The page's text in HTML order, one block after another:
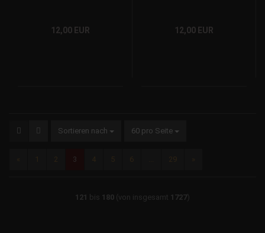
12,00 EUR 12,00 EUR
Sortieren nach 60 pro Seite
« 1 2 3 4 5 6 29
121 bis 180 (von insgesamt 1727)